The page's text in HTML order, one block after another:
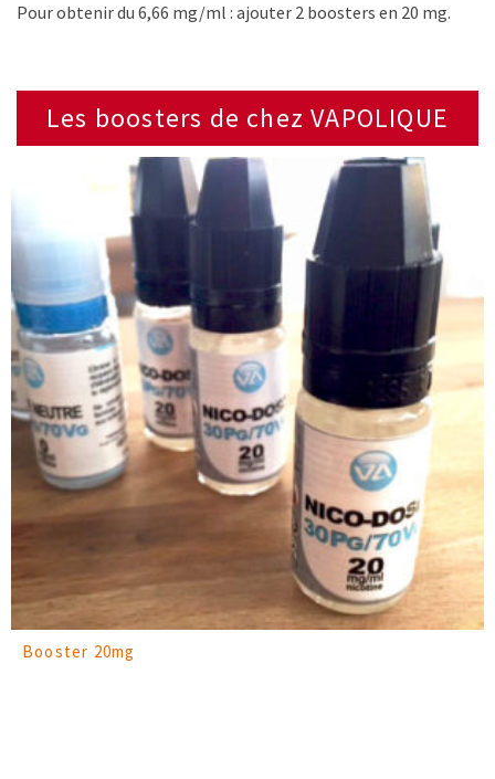
Pour obtenir du 6,66 mg/ml : ajouter 2 boosters en 20 mg.
Les boosters de chez VAPOLIQUE
Booster 20mg